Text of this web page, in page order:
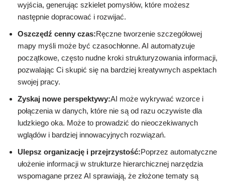
wyjścia, generując szkielet pomysłów, które możesz
następnie dopracować i rozwijać.
Oszczędź cenny czas:Ręczne tworzenie szczegółowej
mapy myśli może być czasochłonne. AI automatyzuje
początkowe, często nudne kroki strukturyzowania informacji,
pozwalając Ci skupić się na bardziej kreatywnych aspektach
swojej pracy.
Zyskaj nowe perspektywy:AI może wykrywać wzorce i
połączenia w danych, które nie są od razu oczywiste dla
ludzkiego oka. Może to prowadzić do nieoczekiwanych
wglądów i bardziej innowacyjnych rozwiązań.
Ulepsz organizację i przejrzystość:Poprzez automatyczne
ułożenie informacji w strukturze hierarchicznej narzędzia
wspomagane przez AI sprawiają, że złożone tematy są